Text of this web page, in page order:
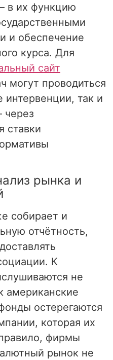
в их функцию
и обеспечение
курса. Для
сайт
могут проводиться
так и
через
ставки
рынка и
собирает и
отчётность,
К
не
американские
остерегаются
которая их
фирмы
рынок не